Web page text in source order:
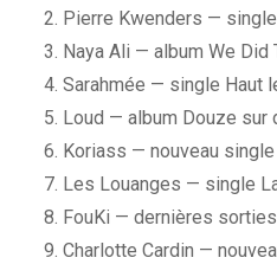
2. Pierre Kwenders —
3. Naya Ali — album We
4. Sarahmée — single Haut
5. Loud — album Douze sur
6. Koriass — nouveau
7. Les Louanges — single
8. FouKi — dernières sorties
9. Charlotte Cardin —